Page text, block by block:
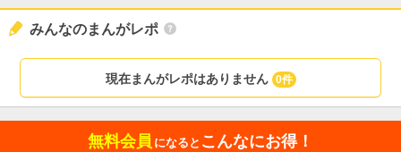
みんなのまんがレポ
現在まんがレポはありません 0件
無料会員 になると こんなにお得！